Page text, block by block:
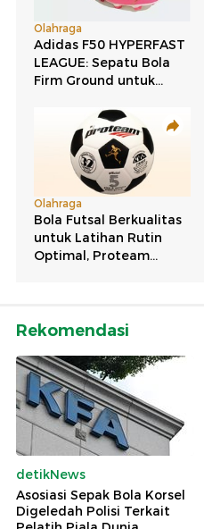
Rekomendasi
detikNews
Asosiasi Sepak Bola Korsel
Digeledah Polisi Terkait